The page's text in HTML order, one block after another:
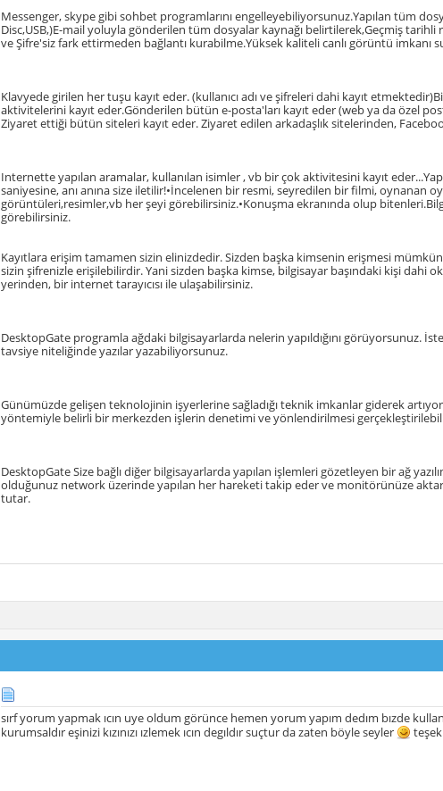
Messenger, skype gibi sohbet programlarını engelleyebiliyorsunuz.Yapılan tüm
Disc,USB,)E-mail yoluyla gönderilen tüm dosyalar kaynağı belirtilerek,Geçmiş
ve Şifre'siz fark ettirmeden bağlantı kurabilme.Yüksek kaliteli canlı görüntü imkanı
Klavyede girilen her tuşu kayıt eder. (kullanıcı adı ve şifreleri dahi kayıt
aktivitelerini kayıt eder.Gönderilen bütün e-posta'ları kayıt eder (web ya da özel
Ziyaret ettiği bütün siteleri kayıt eder. Ziyaret edilen arkadaşlık sitelerinden,
Internette yapılan aramalar, kullanılan isimler , vb bir çok aktivitesini kayıt
saniyesine, anı anına size iletilir!•İncelenen bir resmi, seyredilen bir filmi, oynanan
görüntüleri,resimler,vb her şeyi görebilirsiniz.•Konuşma ekranında olup
görebilirsiniz.
Kayıtlara erişim tamamen sizin elinizdedir. Sizden başka kimsenin erişmesi
sizin şifrenizle erişilebilirdir. Yani sizden başka kimse, bilgisayar başındaki kişi dahi
yerinden, bir internet tarayıcısı ile ulaşabilirsiniz.
DesktopGate programla ağdaki bilgisayarlarda nelerin yapıldığını görüyorsunuz.
tavsiye niteliğinde yazılar yazabiliyorsunuz.
Günümüzde gelişen teknolojinin işyerlerine sağladığı teknik imkanlar giderek
yöntemiyle belirli bir merkezden işlerin denetimi ve yönlendirilmesi
DesktopGate Size bağlı diğer bilgisayarlarda yapılan işlemleri gözetleyen bir ağ
olduğunuz network üzerinde yapılan her hareketi takip eder ve monitörünüze
tutar.
sırf yorum yapmak ıcın uye oldum görünce hemen yorum yapım dedım bızde
kurumsaldır eşinizi kızınızı ızlemek ıcın degıldır suçtur da zaten böyle seyler